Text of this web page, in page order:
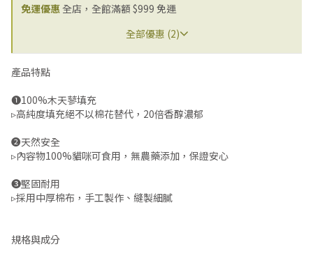
免運優惠 全店，全館滿額 $999 免運
全部優惠 (2)
產品特點
❶100%木天蓼填充
▹高純度填充絕不以棉花替代，20倍香醇濃郁
❷天然安全
▹內容物100%貓咪可食用，無農藥添加，保證安心
❸堅固耐用
▹採用中厚棉布，手工製作、縫製細膩
規格與成分